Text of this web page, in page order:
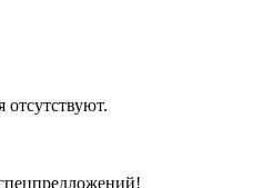
отсутствуют.